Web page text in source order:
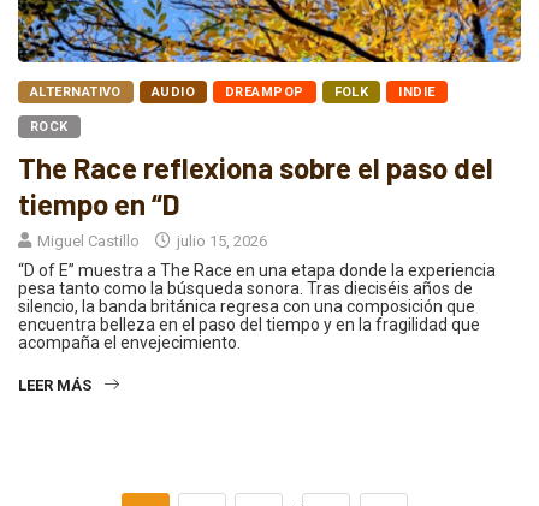
ALTERNATIVO AUDIO DREAMPOP FOLK INDIE
ROCK
The Race reflexiona sobre el paso del
tiempo en “D
Miguel Castillo julio 15, 2026
“D of E” muestra a The Race en una etapa donde la experiencia
pesa tanto como la búsqueda sonora. Tras dieciséis años de
silencio, la banda británica regresa con una composición que
encuentra belleza en el paso del tiempo y en la fragilidad que
acompaña el envejecimiento.
LEER MÁS